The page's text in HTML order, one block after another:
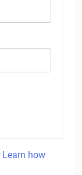
Learn how